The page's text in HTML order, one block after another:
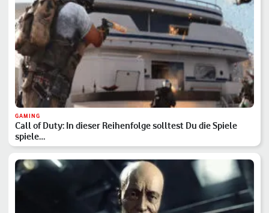
GAMING
Call of Duty: In dieser Reihenfolge solltest Du die Spiele
spiele…